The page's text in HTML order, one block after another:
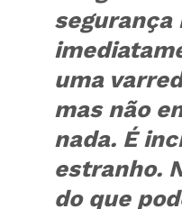
segurança
uma
mas não
nada. É
estranho.
do que